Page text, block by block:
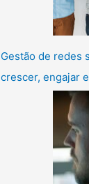
Gestão de redes
crescer, engajar